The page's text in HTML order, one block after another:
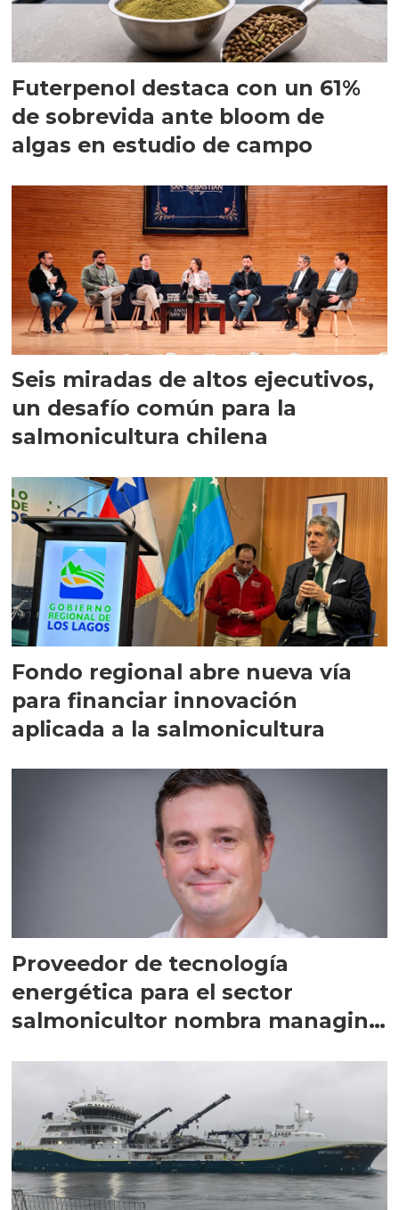
Futerpenol destaca con un 61%
de sobrevida ante bloom de
algas en estudio de campo
Seis miradas de altos ejecutivos,
un desafío común para la
salmonicultura chilena
Fondo regional abre nueva vía
para financiar innovación
aplicada a la salmonicultura
Proveedor de tecnología
energética para el sector
salmonicultor nombra managing